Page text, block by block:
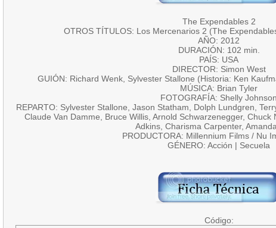
The Expendables 2
OTROS TÍTULOS: Los Mercenarios 2 (The
AÑO: 2012
DURACIÓN: 102 min.
PAÍS: USA
DIRECTOR: Simon West
GUIÓN: Richard Wenk, Sylvester Stallone (Historia: Ken
MÚSICA: Brian Tyler
FOTOGRAFÍA: Shelly Johnson
REPARTO: Sylvester Stallone, Jason Statham, Dolph Lundgren,
Claude Van Damme, Bruce Willis, Arnold Schwarzenegger,
Adkins, Charisma Carpenter,
PRODUCTORA: Millennium Films / Nu
GÉNERO: Acción | Secuela
Código: